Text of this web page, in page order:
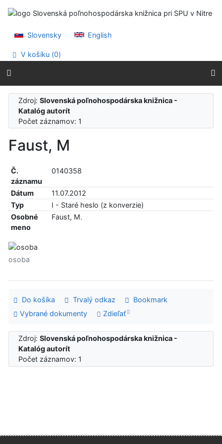
Prejsť na menu
Slovensky
English
V košíku (0)
Zdroj:Slovenská poľnohospodárska knižnica -
Katalóg autorít
Počet záznamov: 1
Faust, M
Č.
záznamu
0140358
Dátum
11.07.2012
Typ
I - Staré heslo (z konverzie)
Osobné
meno
Faust, M.
osoba
Do košíka Trvalý odkaz
Bookmark
Vybrané dokumenty
Zdieľať
Zdroj:Slovenská poľnohospodárska knižnica -
Katalóg autorít
Počet záznamov: 1